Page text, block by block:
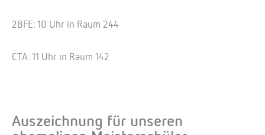
2BFE: 10 Uhr in Raum 244
CTA: 11 Uhr in Raum 142
Auszeichnung für unseren